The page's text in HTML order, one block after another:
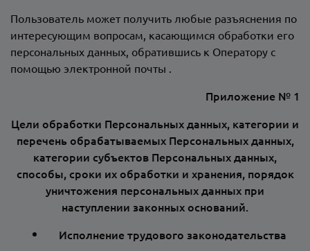
Пользователь может получить любые разъяснения по
интересующим вопросам, касающимся обработки его
персональных данных, обратившись к Оператору с
помощью электронной почты .
Приложение № 1
Цели обработки Персональных данных, категории и
перечень обрабатываемых Персональных данных,
категории субъектов Персональных данных,
способы, сроки их обработки и хранения, порядок
уничтожения персональных данных при
наступлении законных оснований.
Исполнение трудового законодательства